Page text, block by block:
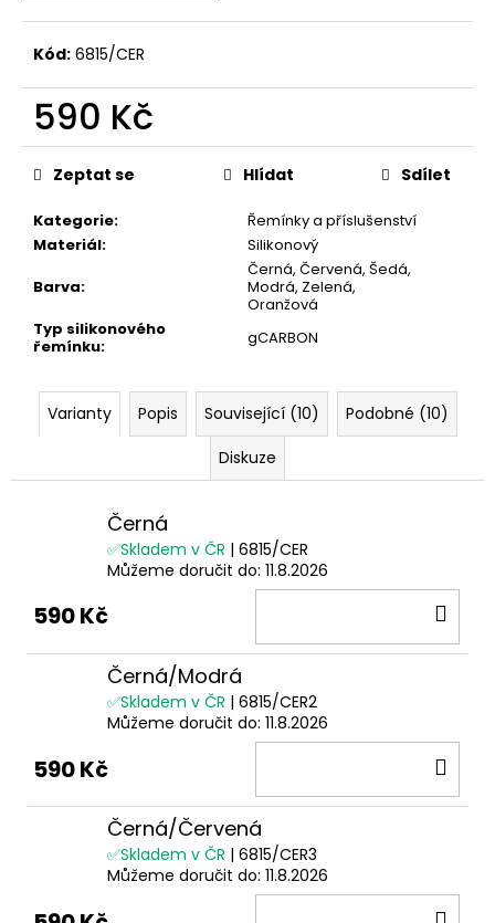
Kód: 6815/CER
590 Kč
Měrná
cena:
Kategorie:
Řemínky a příslušenství
Materiál:
Silikonový
Barva:
Černá, Červená, Šedá,
Modrá, Zelená,
Oranžová
Typ silikonového
řemínku: gCARBON
Zeptat se Hlídat Sdílet
Varianty Popis Související (10)
Podobné (10)
Diskuze
Černá
✅Skladem v ČR | 6815/CER
Můžeme doručit do: 11.8.2026
590 Kč
Černá/Modrá
✅Skladem v ČR | 6815/CER2
Můžeme doručit do: 11.8.2026
590 Kč
Černá/Červená
✅Skladem v ČR | 6815/CER3
Můžeme doručit do: 11.8.2026